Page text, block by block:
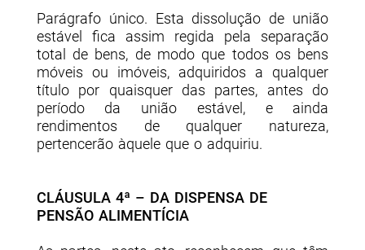
Parágrafo único. Esta dissolução de união
estável fica assim regida pela separação
total de bens, de modo que todos os bens
móveis ou imóveis, adquiridos a qualquer
título por quaisquer das partes, antes do
período da união estável, e ainda
rendimentos de qualquer natureza,
pertencerão àquele que o adquiriu.
CLÁUSULA 4ª – DA DISPENSA DE
PENSÃO ALIMENTÍCIA